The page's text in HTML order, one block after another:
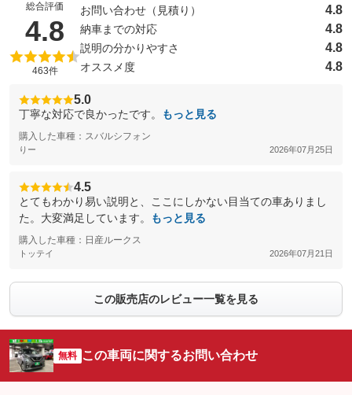
総合評価
4.8 （5点満点中）
463件
お問い合わせ（見積り） 4.8
納車までの対応 4.8
説明の分かりやすさ 4.8
オススメ度 4.8
5.0
丁寧な対応で良かったです。 もっと見る
購入した車種：スバルシフォン
りー 2026年07月25日
4.5
とてもわかり易い説明と、ここにしかない目当ての車ありまし
た。大変満足しています。
もっと見る
購入した車種：日産ルークス
トッテイ 2026年07月21日
この販売店のレビュー一覧を見る
無料 この車両に関するお問い合わせ